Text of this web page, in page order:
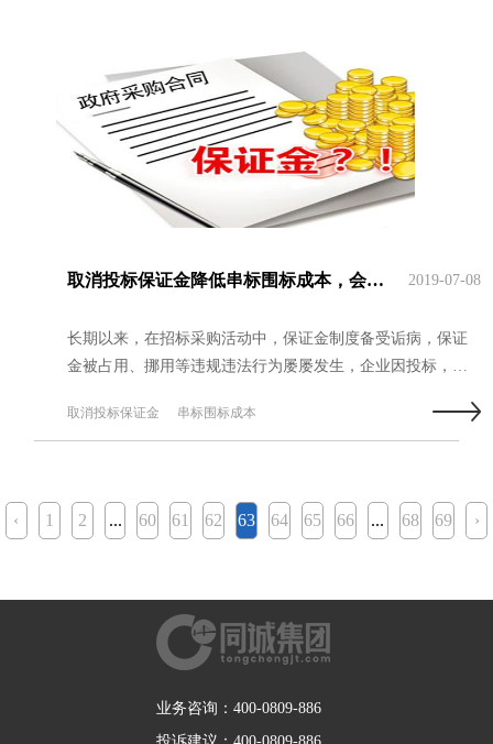
取消投标保证金降低串标围标成本，会造成市场更加混乱吗？ 2019-07-08
长期以来，在招标采购活动中，保证金制度备受诟病，保证
金被占用、挪用等违规违法行为屡屡发生，企业因投标，导
别是中小企业的发展。...
取消投标保证金 串标围标成本
‹ 1 2 ... 60 61 62 63 64 65 66 ... 68 69 ›
业务咨询：400-0809-886